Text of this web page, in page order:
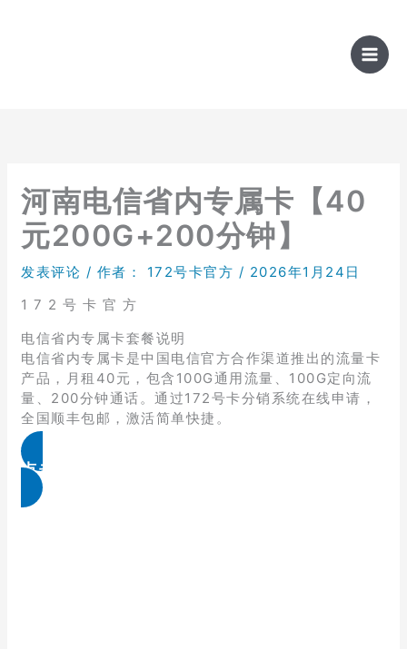
河南电信省内专属卡【40
元200G+200分钟】
发表评论 / 作者： 172号卡官方 / 2026年1月24日
1 7 2 号 卡 官 方
电信省内专属卡套餐说明
电信省内专属卡是中国电信官方合作渠道推出的流量卡
产品，月租40元，包含100G通用流量、100G定向流
量、200分钟通话。通过172号卡分销系统在线申请，
全国顺丰包邮，激活简单快捷。
点击免费领取